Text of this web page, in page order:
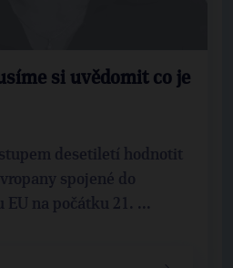
si uvědomit co je
desetiletí hodnotit
spojené do
na počátku 21. ...